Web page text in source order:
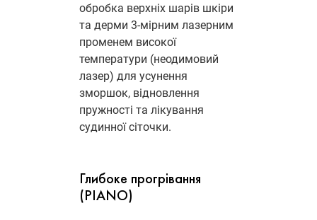
обробка верхніх шарів шкіри
та дерми 3-мірним лазерним
променем високої
температури (неодимовий
лазер) для усунення
зморшок, відновлення
пружності та лікування
судинної сіточки.
Глибоке прогрівання
(PIANO)